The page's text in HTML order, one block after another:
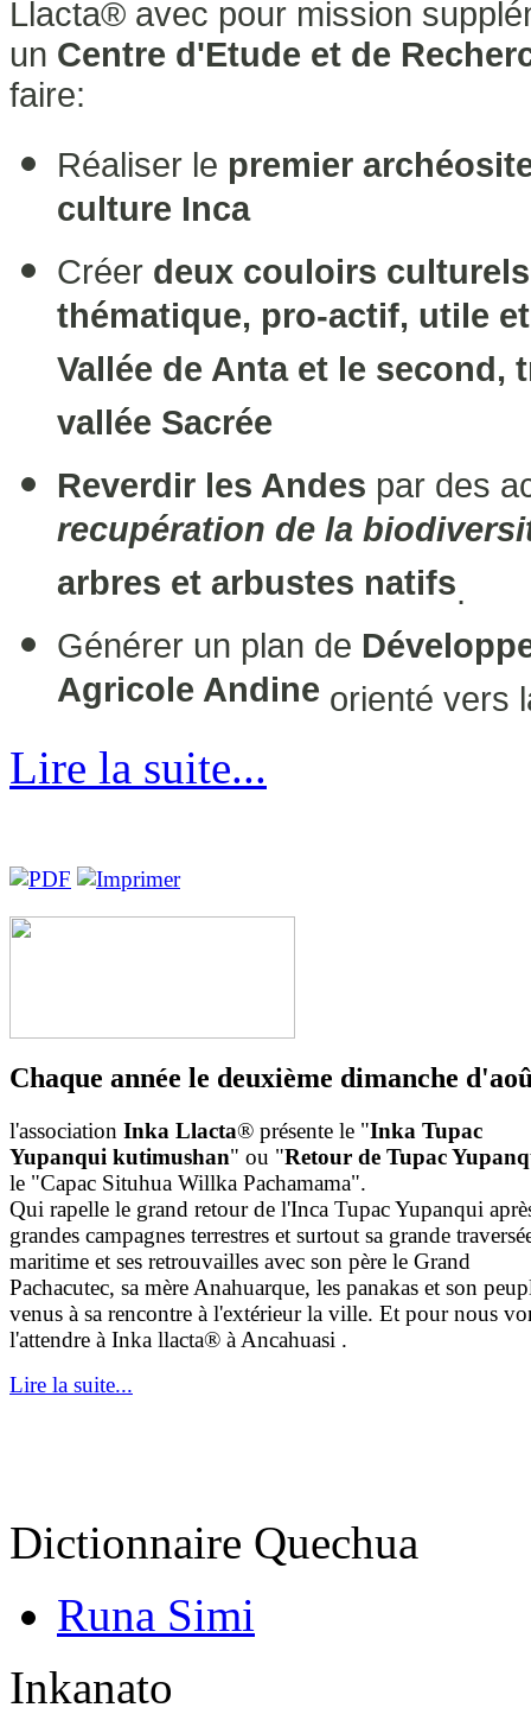
Llacta® avec pour mission
un Centre d'Etude et de
faire:
Réaliser le premier
culture Inca
Créer deux couloirs
thématique, pro-actif, utile
Vallée de Anta et le
vallée Sacrée
Reverdir les Andes par des
recupération de la
arbres et arbustes natifs.
Générer un plan de
Agricole Andine orienté vers
Lire la suite...
Chaque année le deuxième dimanche
l'association Inka Llacta® présente le "Inka Tupac
Yupanqui kutimushan" ou "Retour de Tupac
le "Capac Situhua Willka Pachamama".
Qui rapelle le grand retour de l'Inca Tupac Yupanqui
grandes campagnes terrestres et surtout sa grande
maritime et ses retrouvailles avec son père le Grand
Pachacutec, sa mère Anahuarque, les panakas et son
venus à sa rencontre à l'extérieur la ville. Et pour nous
l'attendre à Inka llacta® à Ancahuasi .
Lire la suite...
Dictionnaire Quechua
Runa Simi
Inkanato